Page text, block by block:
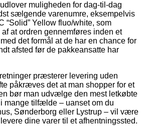
muligheden for dag-til-dag
sælgende varenumre, eksempelvis
“Solid” Yellow fluo/white, som
at ordren gennemføres inden et
det formål at de har en chance for
afsted før de pakkeansatte har
præsterer levering uden
påkræves det at man shopper for et
bør man udvælge den mest letkøbte
mange tilfælde – uanset om du
Sønderborg eller Lystrup – vil være
dine varer til et afhentningssted.